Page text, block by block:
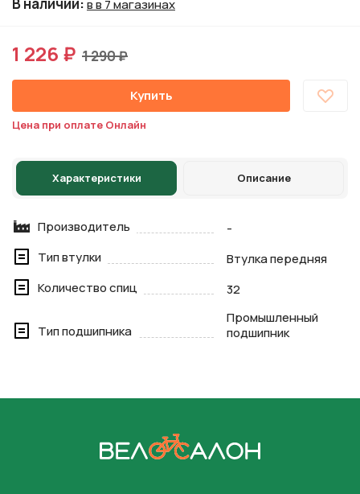
В наличии:в в 7 магазинах
1 226 ₽ 1 290 ₽
Купить
Цена при оплате Онлайн
Характеристики Описание
Производитель
-
Тип втулки
Втулка передняя
Количество спиц
32
Тип подшипника
Промышленный
подшипник